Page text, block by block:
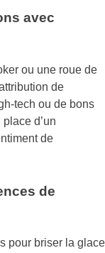
avec
ou une roue de
de
tech ou de bons
d’un
de
de
pour briser la glace